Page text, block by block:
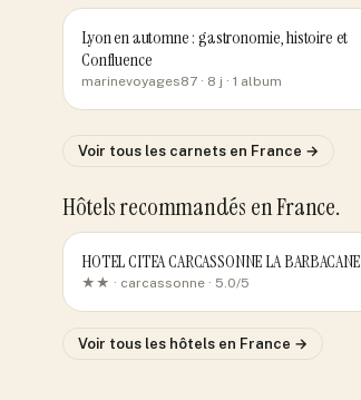
Lyon en automne : gastronomie, histoire et
Confluence
marinevoyages87 · 8 j · 1 album
Voir tous les carnets en France →
Hôtels recommandés en France.
HOTEL CITEA CARCASSONNE LA BARBACANE
★★ · carcassonne · 5.0/5
Voir tous les hôtels en France →